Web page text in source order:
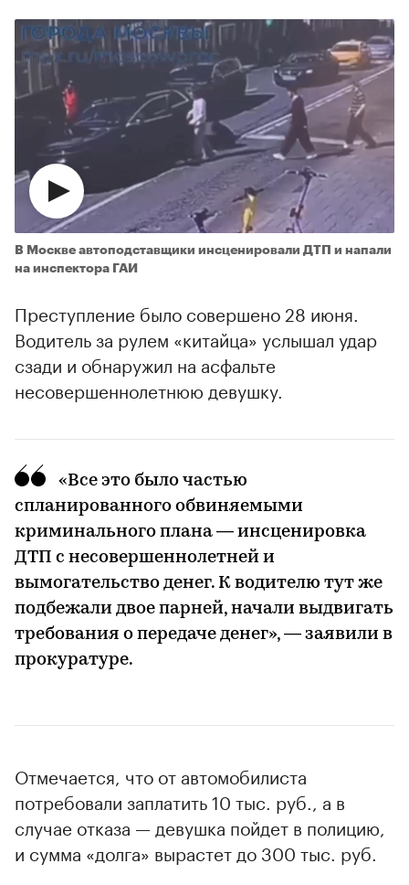
В Москве автоподставщики инсценировали ДТП и напали
на инспектора ГАИ
Преступление было совершено 28 июня.
Водитель за рулем «китайца» услышал удар
сзади и обнаружил на асфальте
несовершеннолетнюю девушку.
«Все это было частью
спланированного обвиняемыми
криминального плана — инсценировка
ДТП с несовершеннолетней и
вымогательство денег. К водителю тут же
подбежали двое парней, начали выдвигать
требования о передаче денег», — заявили в
прокуратуре.
Отмечается, что от автомобилиста
потребовали заплатить 10 тыс. руб., а в
случае отказа — девушка пойдет в полицию,
и сумма «долга» вырастет до 300 тыс. руб.